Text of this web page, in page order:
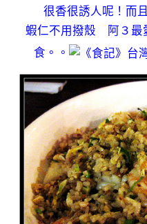
很香很誘人呢！而
蝦仁不用撥殼 阿３最
食。。